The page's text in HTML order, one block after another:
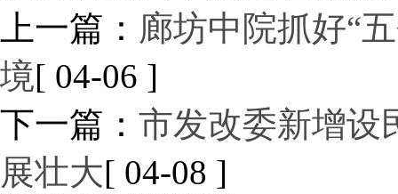
上一篇： 廊坊中院抓好“
境[ 04-06 ]
下一篇： 市发改委新增设
展壮大[ 04-08 ]